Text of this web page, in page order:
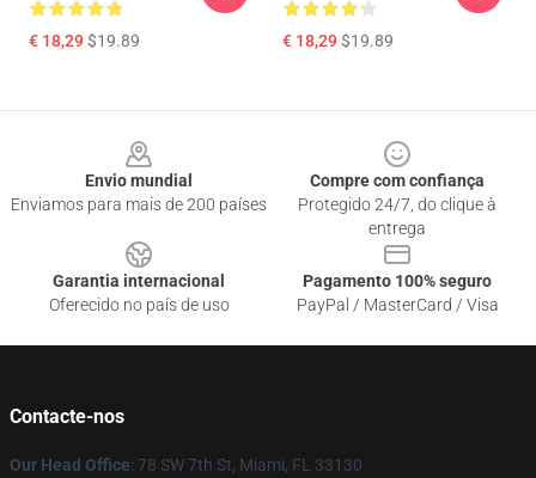
€ 18,29$19.89 € 18,29$19.89
Envio mundial
Enviamos para mais de 200 países
Compre com confiança
Protegido 24/7, do clique à
entrega
Garantia internacional
Oferecido no país de uso
Pagamento 100% seguro
PayPal / MasterCard / Visa
Contacte-nos
Our Head Office: 78 SW 7th St, Miami, FL 33130